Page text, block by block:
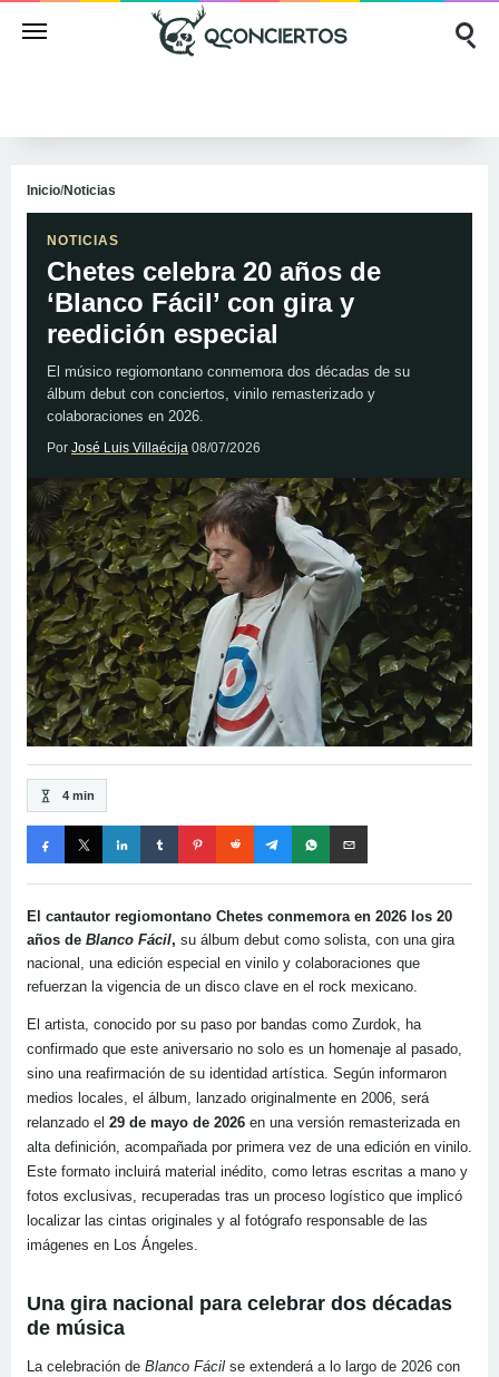
Inicio/Noticias
NOTICIAS
Chetes celebra 20 años de
‘Blanco Fácil’ con gira y
reedición especial
El músico regiomontano conmemora dos décadas de su
álbum debut con conciertos, vinilo remasterizado y
colaboraciones en 2026.
Por José Luis Villaécija 08/07/2026
4 min
El cantautor regiomontano Chetes conmemora en 2026 los 20
años de Blanco Fácil, su álbum debut como solista, con una gira
nacional, una edición especial en vinilo y colaboraciones que
refuerzan la vigencia de un disco clave en el rock mexicano.
El artista, conocido por su paso por bandas como Zurdok, ha
confirmado que este aniversario no solo es un homenaje al pasado,
sino una reafirmación de su identidad artística. Según informaron
medios locales, el álbum, lanzado originalmente en 2006, será
relanzado el 29 de mayo de 2026 en una versión remasterizada en
alta definición, acompañada por primera vez de una edición en vinilo.
Este formato incluirá material inédito, como letras escritas a mano y
fotos exclusivas, recuperadas tras un proceso logístico que implicó
localizar las cintas originales y al fotógrafo responsable de las
imágenes en Los Ángeles.
Una gira nacional para celebrar dos décadas
de música
La celebración de Blanco Fácil se extenderá a lo largo de 2026 con